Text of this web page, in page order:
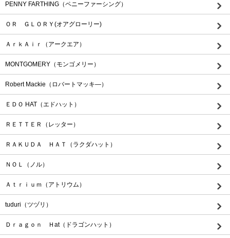
PENNY FARTHING（ペニーファーシング）
ＯＲ ＧＬＯＲＹ(オアグローリー)
ＡｒｋＡｉｒ（アークエア）
MONTGOMERY（モンゴメリー）
Robert Mackie（ロバートマッキ―）
ＥＤＯ HAT（エドハット）
ＲＥＴＴＥＲ（レッター）
ＲＡＫＵＤＡ ＨＡＴ（ラクダハット）
ＮＯＬ（ノル）
Ａｔｒｉｕｍ（アトリウム）
tuduri（ツヅリ）
Ｄｒａｇｏｎ Ｈat（ドラゴンハット）